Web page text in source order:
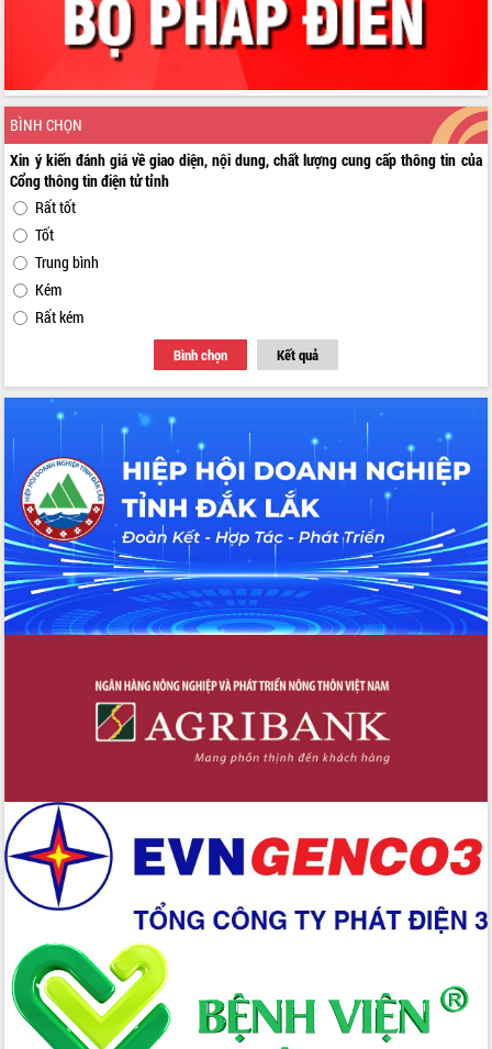
BÌNH CHỌN
Xin ý kiến đánh giá về giao diện, nội dung, chất lượng cung cấp thông tin của
Cổng thông tin điện tử tỉnh
Rất tốt
Tốt
Trung bình
Kém
Rất kém
Bình chọn Kết quả